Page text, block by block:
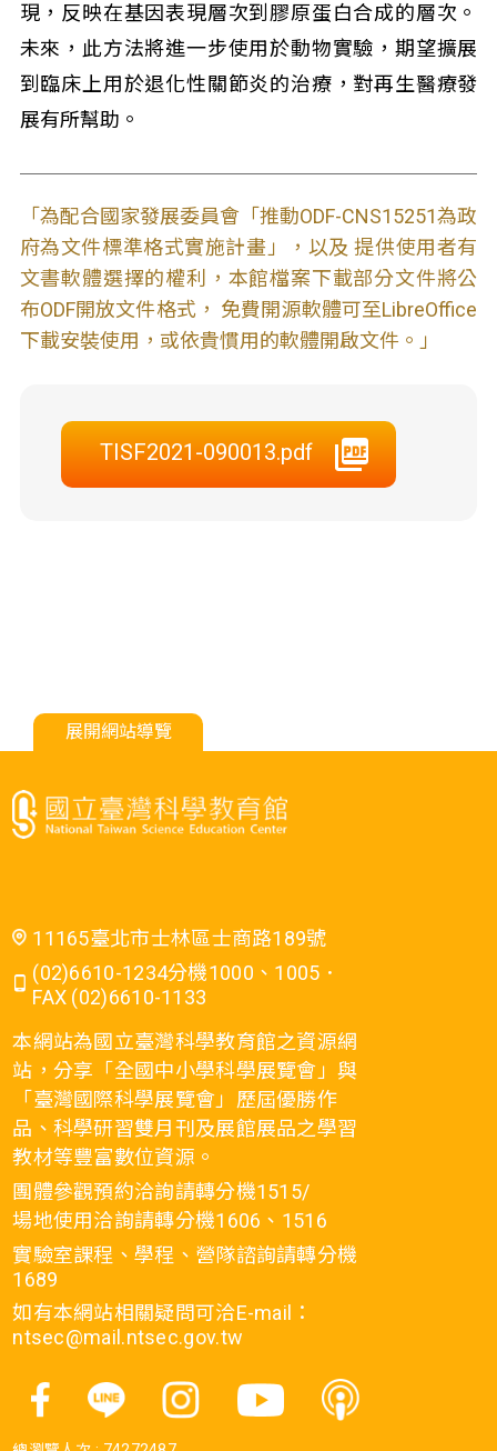
現，反映在基因表現層次到膠原蛋白合成的層次。
未來，此方法將進一步使用於動物實驗，期望擴展
到臨床上用於退化性關節炎的治療，對再生醫療發
展有所幫助。
「為配合國家發展委員會「推動ODF-CNS15251為政
府為文件標準格式實施計畫」，以及 提供使用者有
文書軟體選擇的權利，本館檔案下載部分文件將公
布ODF開放文件格式， 免費開源軟體可至LibreOffice
下載安裝使用，或依貴慣用的軟體開啟文件。」
TISF2021-090013.pdf
展開網站導覽
11165臺北市士林區士商路189號
(02)6610-1234分機1000、1005．
FAX (02)6610-1133
本網站為國立臺灣科學教育館之資源網
站，分享「全國中小學科學展覽會」與
「臺灣國際科學展覽會」歷屆優勝作
品、科學研習雙月刊及展館展品之學習
教材等豐富數位資源。
團體參觀預約洽詢請轉分機1515/
場地使用洽詢請轉分機1606、1516
實驗室課程、學程、營隊諮詢請轉分機
1689
如有本網站相關疑問可洽E-mail：
ntsec@mail.ntsec.gov.tw